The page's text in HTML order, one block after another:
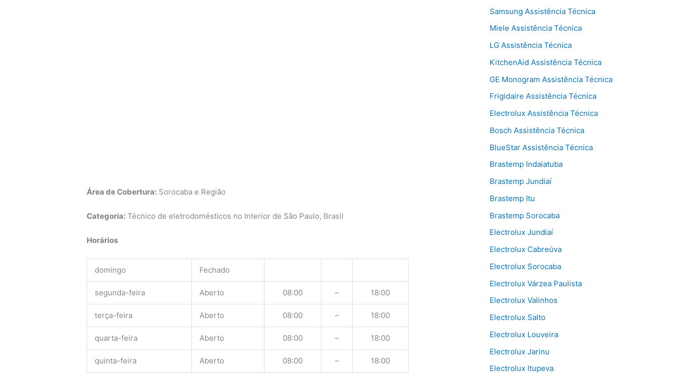
Área de Cobertura: Sorocaba e Região
Categoria: Técnico de eletrodomésticos no Interior de São Paulo, Brasil
Horários
domingo Fechado
segunda-feira Aberto 08:00 – 18:00
terça-feira Aberto 08:00 – 18:00
quarta-feira Aberto 08:00 – 18:00
quinta-feira Aberto 08:00 – 18:00
Samsung Assistência Técnica
Miele Assistência Técnica
LG Assistência Técnica
KitchenAid Assistência Técnica
GE Monogram Assistência Técnica
Frigidaire Assistência Técnica
Electrolux Assistência Técnica
Bosch Assistência Técnica
BlueStar Assistência Técnica
Brastemp Indaiatuba
Brastemp Jundiaí
Brastemp Itu
Brastemp Sorocaba
Electrolux Jundiaí
Electrolux Cabreúva
Electrolux Sorocaba
Electrolux Várzea Paulista
Electrolux Valinhos
Electrolux Salto
Electrolux Louveira
Electrolux Jarinu
Electrolux Itupeva